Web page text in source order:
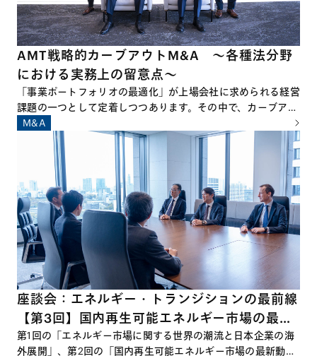
AMT戦略的カーブアウトM&A ～各種法分野
における実務上の留意点～
「事業ポートフォリオの最適化」が上場会社に求められる経営
課題の一つとして定着しつつあります。その中で、カーブアウ
トM&A、すなわち、企業の特定事業を切り出した上で他社に
対して承継させるM&Aは、その件数および規模ともに拡大を
続けています。 一方で、カーブアウトM&Aの準備および実行
に際しては、通常のM&Aとは異なり、多岐にわたる論点や留
意点が数多く存在し、これらを十分に把握したうえでプロジェ
クトに臨むことが必要不可欠といえます。
M&A
座談会：エネルギー・トランジションの最前線
【第3回】国内再生可能エネルギー市場の最新
動向－蓄電池、風力、再エネM&A等を中心に
第1回の「エネルギー市場に関する世界の潮流と日本企業の海
外展開」、第2回の「国内再生可能エネルギー市場の最新動向